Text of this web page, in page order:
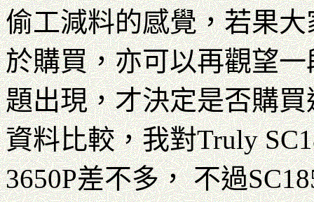
偷工減料的感覺，若果
於購買，亦可以再觀望
題出現，才決定是否購
資料比較，我對Truly
3650P差不多， 不過